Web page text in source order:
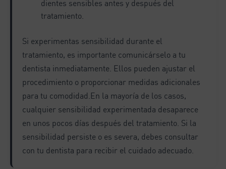
dientes sensibles antes y después del
tratamiento.
Si experimentas sensibilidad durante el
tratamiento, es importante comunicárselo a tu
dentista inmediatamente. Ellos pueden ajustar el
procedimiento o proporcionar medidas adicionales
para tu comodidad.En la mayoría de los casos,
cualquier sensibilidad experimentada desaparece
en unos pocos días después del tratamiento. Si la
sensibilidad persiste o es severa, debes consultar
con tu dentista para recibir el cuidado adecuado.